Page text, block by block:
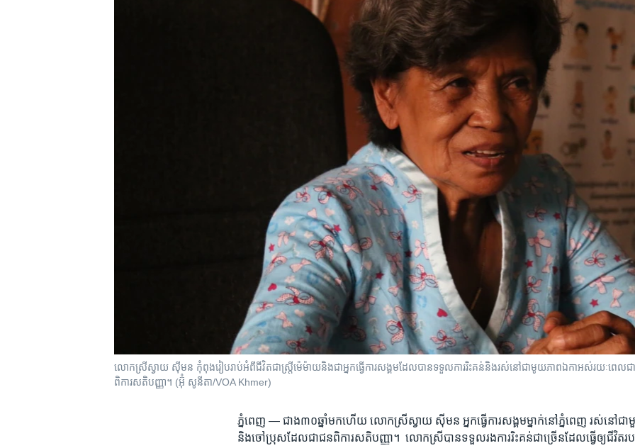
លោកស្រី​ស្វាយ​ ស៊ីមន​ កុំពុង​រៀបរាប់​អំពី​ជីវិត​ជា​ស្ត្រី​ម៉េម៉ាយ​និង​ជា​អ្នក​ធ្វើការ​សង្គម​ដែល​បាន​ទទួល​ការ​រិះគន់​និង​រស់នៅ​ជាមូយ​ភាព​ឯកា​អស់​រយៈពេល​
ពិការ​សតិបញ្ញា។​ (អ៊ុំ សូនីតា/VOA Khmer)
ភ្នំពេញ — ជាង​៣០​ឆ្នាំ​មក​ហើយ​ លោកស្រី​ស្វាយ​ ស៊ីមន​ អ្នក​ធ្វើការ​សង្គម​ម្នាក់​នៅ​ភ្នំពេញ​ រស់​នៅ​ជ
និង​ចៅប្រុស​ដែល​ជា​ជន​ពិការ​សតិបញ្ញា។​ ​ លោកស្រី​បាន​ទទួល​រង​ការ​រិះគន់​ជា​ច្រើនដែល​ធ្វើ​ឲ្យជីវិ